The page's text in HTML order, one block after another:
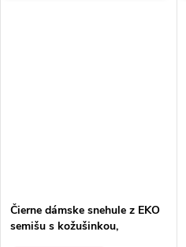
Čierne dámske snehule z EKO
semišu s kožušinkou,